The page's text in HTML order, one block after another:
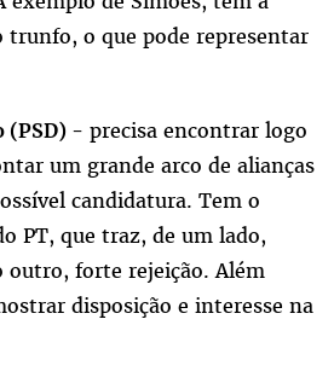
trunfo, o que pode representar
(PSD) - precisa encontrar logo
um grande arco de alianças
candidatura. Tem o
PT, que traz, de um lado,
outro, forte rejeição. Além
disposição e interesse na